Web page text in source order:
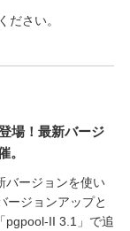
ださい。
場！最新バージ
。
バージョンを使い
ージョンアップと
pgpool-II 3.1」で追